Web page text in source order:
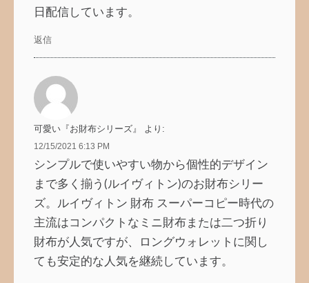
日配信しています。
返信
可愛い『お財布シリーズ』 より:
12/15/2021 6:13 PM
シンプルで使いやすい物から個性的デザイン
まで多く揃う(ルイヴィトン)のお財布シリー
ズ。ルイヴィトン 財布 スーパーコピー時代の
主流はコンパクトなミニ財布または二つ折り
財布が人気ですが、ロングウォレットに関し
ても安定的な人気を継続しています。